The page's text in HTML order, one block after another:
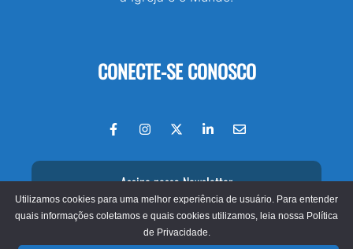
CONECTE-SE CONOSCO
Assine nossa Newsletter
© 2026 - Jornal O São Paulo
Utilizamos cookies para uma melhor experiência de usuário. Para entender
quais informações coletamos e quais cookies utilizamos, leia nossa Política
de Privacidade.